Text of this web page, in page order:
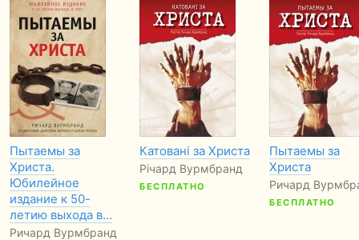
Пытаемы за
Христа.
Юбилейное
издание к 50-
летию выхода в…
Ричард Вурмбранд
Катовані за Христа
Річард Вурмбранд
БЕСПЛАТНО
Пытаемы за
Христа
Ричард
БЕСПЛАТНО